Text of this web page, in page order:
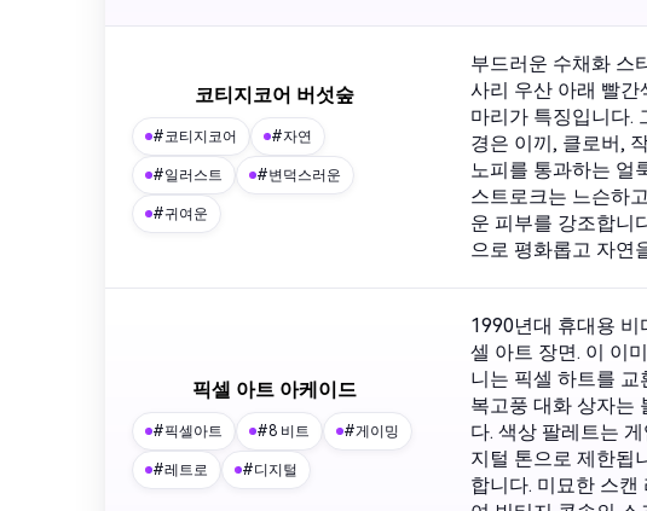
코티지코어 버섯숲
#코티지코어 #자연
#일러스트 #변덕스러운
#귀여운
부드러운 수채화 스
사리 우산 아래 빨간
마리가 특징입니다.
경은 이끼, 클로버,
노피를 통과하는 얼
스트로크는 느슨하
운 피부를 강조합니
으로 평화롭고 자연
픽셀 아트 아케이드
#픽셀아트 #8 비트 #게이밍
#레트로 #디지털
1990년대 휴대용
셀 아트 장면. 이 이
니는 픽셀 하트를
복고풍 대화 상자는
다. 색상 팔레트는
지털 톤으로 제한됩
합니다. 미묘한 스